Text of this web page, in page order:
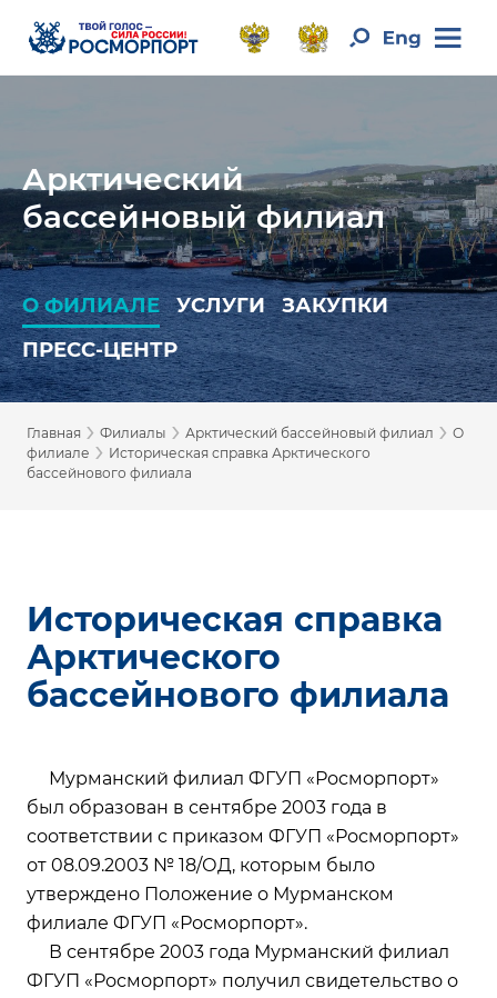
Арктический
бассейновый филиал
О ФИЛИАЛЕ УСЛУГИ
ЗАКУПКИ
ПРЕСС-ЦЕНТР
Главная › Филиалы › Арктический бассейновый филиал › О
филиале › Историческая справка Арктического
бассейнового филиала
Историческая справка
Арктического
бассейнового филиала
Мурманский филиал ФГУП «Росморпорт»
был образован в сентябре 2003 года в
соответствии с приказом ФГУП «Росморпорт»
от 08.09.2003 № 18/ОД, которым было
утверждено Положение о Мурманском
филиале ФГУП «Росморпорт».
В сентябре 2003 года Мурманский филиал
ФГУП «Росморпорт» получил свидетельство о